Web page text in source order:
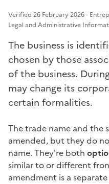
Verified 26 February 2026 -
Legal and Administrative
The business is
chosen by those
of the business.
may change its
certain formalities.
Thetrade name and the
amended, but they do
name. They're both
similar to or different
amendment is a